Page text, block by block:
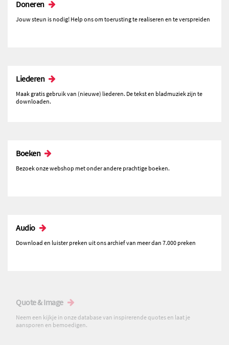
Doneren
Jouw steun is nodig! Help ons om toerusting te realiseren en te verspreiden
Liederen
Maak gratis gebruik van (nieuwe) liederen. De tekst en bladmuziek zijn te
downloaden.
Boeken
Bezoek onze webshop met onder andere prachtige boeken.
Audio
Download en luister preken uit ons archief van meer dan 7.000 preken
Quote & Image
Neem een kijkje in onze database van inspirerende quotes en laat je
aansporen en bemoedigen.